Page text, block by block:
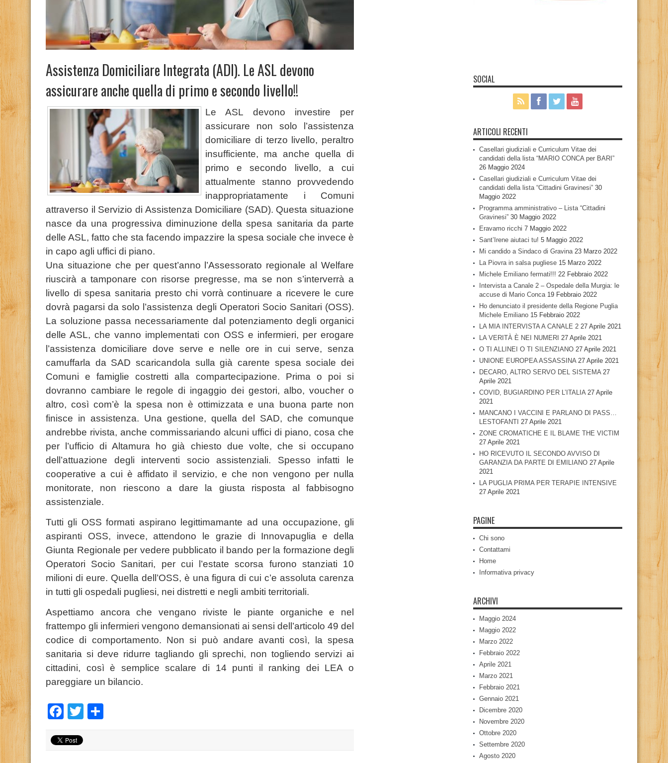
Assistenza Domiciliare Integrata (ADI). Le ASL devono
assicurare anche quella di primo e secondo livello!!
Le ASL devono investire per
assicurare non solo l’assistenza
domiciliare di terzo livello, peraltro
insufficiente, ma anche quella di
primo e secondo livello, a cui
attualmente stanno provvedendo
inappropriatamente i Comuni
attraverso il Servizio di Assistenza Domiciliare (SAD). Questa situazione
nasce da una progressiva diminuzione della spesa sanitaria da parte
delle ASL, fatto che sta facendo impazzire la spesa sociale che invece è
in capo agli uffici di piano.
Una situazione che per quest’anno l’Assessorato regionale al Welfare
riuscirà a tamponare con risorse pregresse, ma se non s’interverrà a
livello di spesa sanitaria presto chi vorrà continuare a ricevere le cure
dovrà pagarsi da solo l’assistenza degli Operatori Socio Sanitari (OSS).
La soluzione passa necessariamente dal potenziamento degli organici
delle ASL, che vanno implementati con OSS e infermieri, per erogare
l’assistenza domiciliare dove serve e nelle ore in cui serve, senza
camuffarla da SAD scaricandola sulla già carente spesa sociale dei
Comuni e famiglie costretti alla compartecipazione. Prima o poi si
dovranno cambiare le regole di ingaggio dei gestori, albo, voucher o
altro, così com’è la spesa non è ottimizzata e una buona parte non
finisce in assistenza. Una gestione, quella del SAD, che comunque
andrebbe rivista, anche commissariando alcuni uffici di piano, cosa che
per l’ufficio di Altamura ho già chiesto due volte, che si occupano
dell’attuazione degli interventi socio assistenziali. Spesso infatti le
cooperative a cui è affidato il servizio, e che non vengono per nulla
monitorate, non riescono a dare la giusta risposta al fabbisogno
assistenziale.
Tutti gli OSS formati aspirano legittimamante ad una occupazione, gli
aspiranti OSS, invece, attendono le grazie di Innovapuglia e della
Giunta Regionale per vedere pubblicato il bando per la formazione degli
Operatori Socio Sanitari, per cui l’estate scorsa furono stanziati 10
milioni di eure. Quella dell’OSS, è una figura di cui c’e assoluta carenza
in tutti gli ospedali pugliesi, nei distretti e negli ambiti territoriali.
Aspettiamo ancora che vengano riviste le piante organiche e nel
frattempo gli infermieri vengono demansionati ai sensi dell’articolo 49 del
codice di comportamento. Non si può andare avanti così, la spesa
sanitaria si deve ridurre tagliando gli sprechi, non togliendo servizi ai
cittadini, così è semplice scalare di 14 punti il ranking dei LEA o
pareggiare un bilancio.
Facebook
Twitter
SOCIAL
ARTICOLI RECENTI
Casellari giudiziali e Curriculum Vitae dei
candidati della lista “MARIO CONCA per BARI”
26 Maggio 2024
Casellari giudiziali e Curriculum Vitae dei
candidati della lista “Cittadini Gravinesi” 30
Maggio 2022
Programma amministrativo – Lista “Cittadini
Gravinesi” 30 Maggio 2022
Eravamo ricchi 7 Maggio 2022
Sant’Irene aiutaci tu! 5 Maggio 2022
Mi candido a Sindaco di Gravina 23 Marzo 2022
La Piovra in salsa pugliese 15 Marzo 2022
Michele Emiliano fermati!!! 22 Febbraio 2022
Intervista a Canale 2 – Ospedale della Murgia: le
accuse di Mario Conca 19 Febbraio 2022
Ho denunciato il presidente della Regione Puglia
Michele Emiliano 15 Febbraio 2022
LA MIA INTERVISTA A CANALE 2 27 Aprile 2021
LA VERITÀ È NEI NUMERI 27 Aprile 2021
O TI ALLINEI O TI SILENZIANO 27 Aprile 2021
UNIONE EUROPEA ASSASSINA 27 Aprile 2021
DECARO, ALTRO SERVO DEL SISTEMA 27
Aprile 2021
COVID, BUGIARDINO PER L’ITALIA 27 Aprile
2021
MANCANO I VACCINI E PARLANO DI PASS…
LESTOFANTI 27 Aprile 2021
ZONE CROMATICHE E IL BLAME THE VICTIM
27 Aprile 2021
HO RICEVUTO IL SECONDO AVVISO DI
GARANZIA DA PARTE DI EMILIANO 27 Aprile
2021
LA PUGLIA PRIMA PER TERAPIE INTENSIVE
27 Aprile 2021
PAGINE
Chi sono
Contattami
Home
Informativa privacy
ARCHIVI
Maggio 2024
Maggio 2022
Marzo 2022
Febbraio 2022
Aprile 2021
Marzo 2021
Febbraio 2021
Gennaio 2021
Dicembre 2020
Novembre 2020
Ottobre 2020
Settembre 2020
Agosto 2020